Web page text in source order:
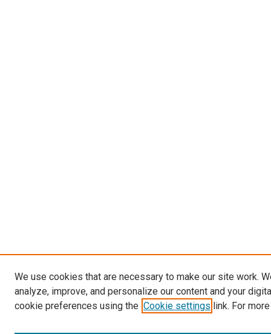
We use cookies that are necessary to make our site work.
analyze, improve, and personalize our content and your
cookie preferences using the Cookie settings link. For